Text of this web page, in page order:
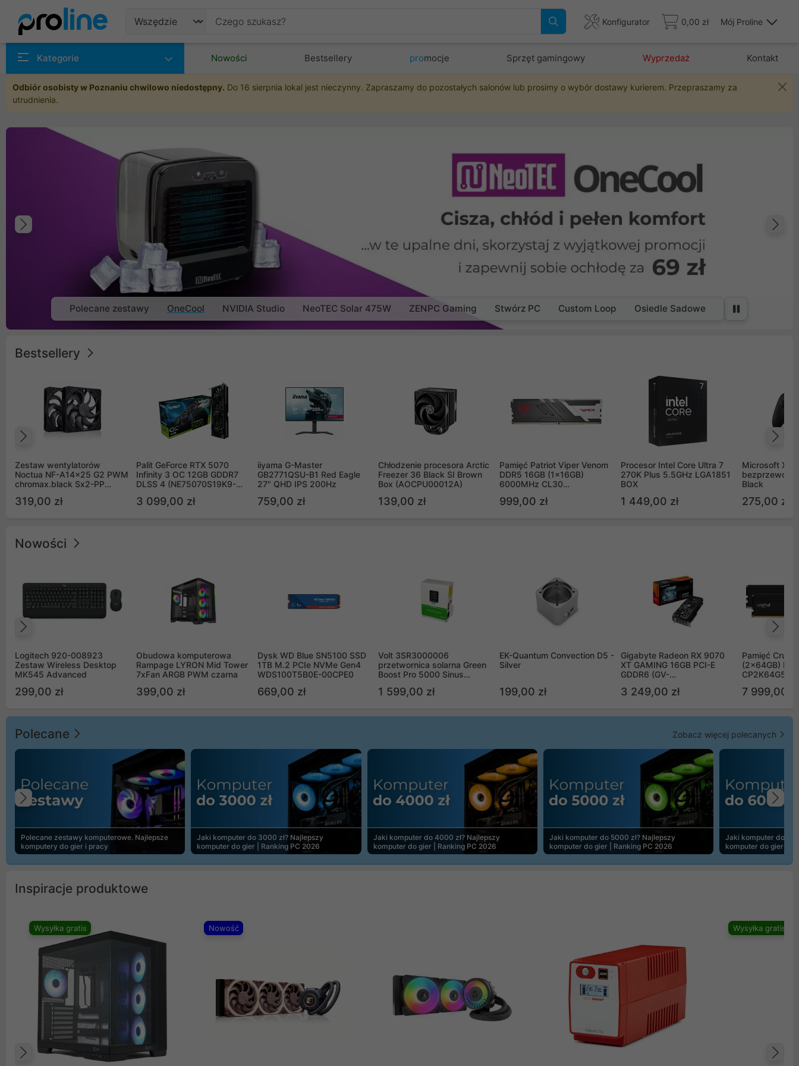
Konfigurator 0,00 zł Mój Proline
Kategorie Nowości Bestsellery promocje Sprzęt gamingowy Wyprzedaż Kontakt
Odbiór osobisty w Poznaniu chwilowo niedostępny. Do 16 sierpnia lokal jest nieczynny. Zapraszamy do pozostałych salonów lub prosimy o wybór dostawy kurierem. Przepraszamy za
utrudnienia.
Poprzedni
Polecane zestawy OneCool NVIDIA Studio NeoTEC Solar 475W ZENPC Gaming Stwórz PC Custom Loop Osiedle Sadowe
Bestsellery
Zestaw wentylatorów
Noctua NF-A14x25 G2 PWM
chromax.black Sx2-PP
(2szt)
319,00 zł
Palit GeForce RTX 5070
Infinity 3 OC 12GB GDDR7
DLSS 4 (NE75070S19K9-
3 099,00 zł
iiyama G-Master
GB2771QSU-B1 Red Eagle
27" QHD IPS 200Hz
759,00 zł
Chłodzenie procesora Arctic
Freezer 36 Black SI Brown
Box (AOCPU00012A)
139,00 zł
Pamięć Patriot Viper Venom
DDR5 16GB (1x16GB)
6000MHz CL30
999,00 zł
Procesor Intel Core Ultra 7
270K Plus 5.5GHz LGA1851
BOX
1 449,00 zł
Microsoft
Black
275,00 zł
Nowości
Logitech 920-008923
Zestaw Wireless Desktop
MK545 Advanced
299,00 zł
Obudowa komputerowa
Rampage LYRON Mid Tower
7xFan ARGB PWM czarna
399,00 zł
Dysk WD Blue SN5100 SSD
1TB M.2 PCIe NVMe Gen4
WDS100T5B0E-00CPE0
669,00 zł
Volt 3SR3000006
przetwornica solarna Green
Boost Pro 5000 Sinus
1 599,00 zł
EK-Quantum Convection D5 -
Silver
199,00 zł
Gigabyte Radeon RX 9070
XT GAMING 16GB PCI-E
GDDR6 (GV-
3 249,00 zł
Pamięć
(2x64GB)
7 999,00 zł
Polecane Zobacz więcej polecanych
Polecane zestawy komputerowe. Najlepsze
komputery do gier i pracy
Jaki komputer do 3000 zł? Najlepszy
komputer do gier | Ranking PC 2026
Jaki komputer do 4000 zł? Najlepszy
komputer do gier | Ranking PC 2026
Jaki komputer do 5000 zł? Najlepszy
komputer do gier | Ranking PC 2026
Jaki komputer do
komputer do gier |
Poprzedni
Inspiracje produktowe
Wysyłka gratis Nowość Wysyłka gratis